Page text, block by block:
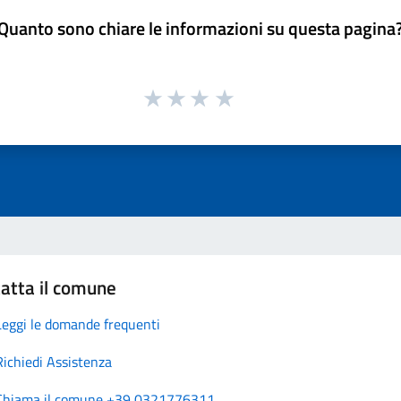
sono chiare le informazioni su questa
il comune
le domande frequenti
Assistenza